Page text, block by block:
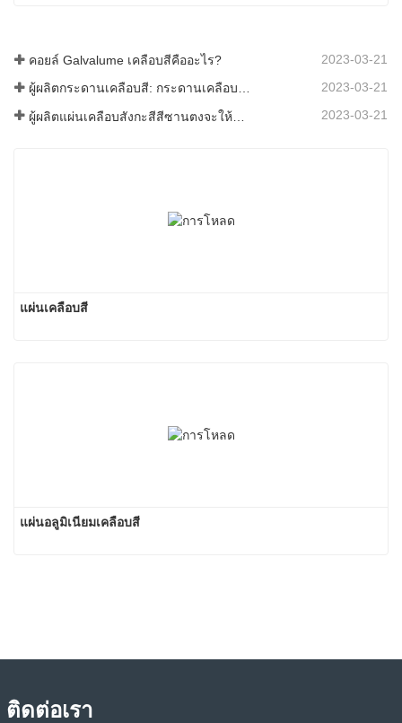
คอยล์ Galvalume เคลือบสีคืออะไร? 2023-03-21
ผู้ผลิตกระดานเคลือบสี: กระดานเคลือบสีเกล็ดหิมะสำหรับเครื่องประดับรีดออกจากสายการผลิตอย่างถูกต้อง 2023-03-21
2023-03-21
แผ่นเคลือบสี
แผ่นอลูมิเนียมเคลือบสี
ติดต่อเรา